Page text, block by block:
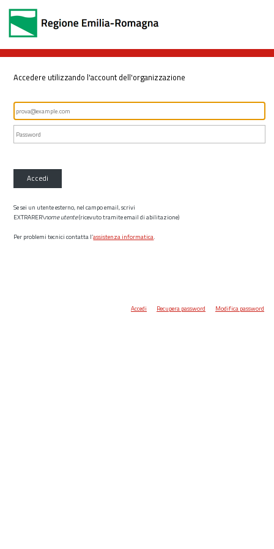
Accedere utilizzando l'account dell'organizzazione
Accedi
Se sei un utente esterno, nel campo email, scrivi
EXTRARER\nome utente(ricevuto tramite email di abilitazione)
Per problemi tecnici contatta l’assistenza informatica.
Accedi Recupera password Modifica password